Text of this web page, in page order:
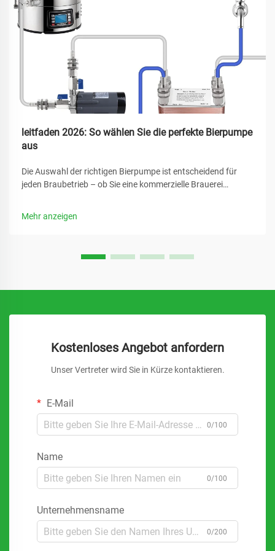
leitfaden 2026: So wählen Sie die perfekte Bierpumpe
aus
Die Auswahl der richtigen Bierpumpe ist entscheidend für
jeden Braubetrieb – ob Sie eine kommerzielle Brauerei
die Produktqualität und bietet zuverlässige Leistung...
Mehr anzeigen
Kostenloses Angebot anfordern
Unser Vertreter wird Sie in Kürze kontaktieren.
E-Mail
0/100
Name
0/100
Unternehmensname
0/200